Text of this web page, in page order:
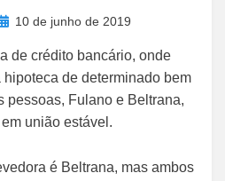
10 de junho de 2019
de crédito bancário, onde
de determinado bem
pessoas, Fulano e Beltrana,
união estável.
é Beltrana, mas ambos